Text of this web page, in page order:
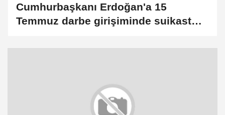
Cumhurbaşkanı Erdoğan'a 15
Temmuz darbe girişiminde suikast